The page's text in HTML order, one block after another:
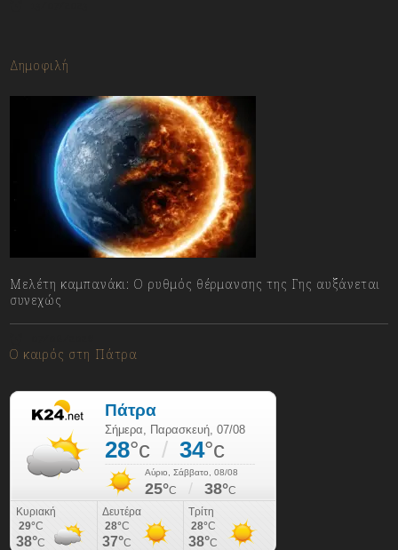
Δημοφιλή
Μελέτη καμπανάκι: Ο ρυθμός θέρμανσης της Γης αυξάνεται
συνεχώς
Ο καιρός στη Πάτρα